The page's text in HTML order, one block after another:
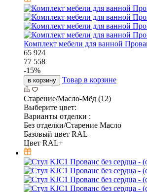
Комплект мебели для ванной
65 924
77 558
-15%
в корзину Товар в корзине
Старение/Масло-Мёд (12)
Выберите цвет:
Варианты отделки :
Без отделки/Старение Масло
Базовый цвет RAL
Цвет RAL+